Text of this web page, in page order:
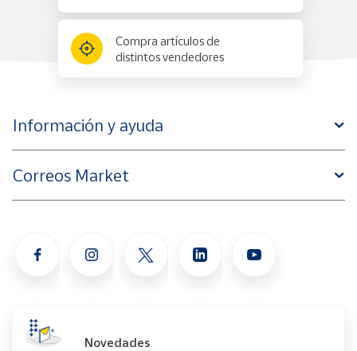
Compra artículos de
distintos vendedores
Información y ayuda
Correos Market
Novedades